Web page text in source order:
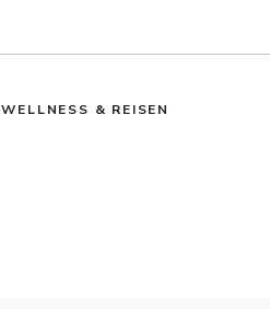
WELLNESS & REISEN